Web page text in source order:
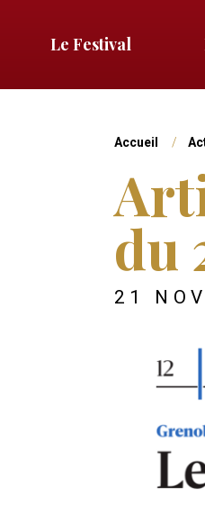
Menu
gauche
Le Festival
Vous
êtes
ici
Accueil
du
DATE
L'ACTU
21
principale